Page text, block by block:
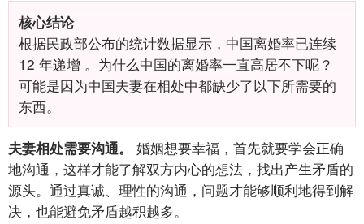
核心结论
根据民政部公布的统计数据显示，中国离婚率已连续
12 年递增 。为什么中国的离婚率一直高居不下呢？
可能是因为中国夫妻在相处中都缺少了以下所需要的
东西。
夫妻相处需要沟通。 婚姻想要幸福，首先就要学会正确
地沟通，这样才能了解双方内心的想法，找出产生矛盾的
源头。通过真诚、理性的沟通，问题才能够顺利地得到解
决，也能避免矛盾越积越多。